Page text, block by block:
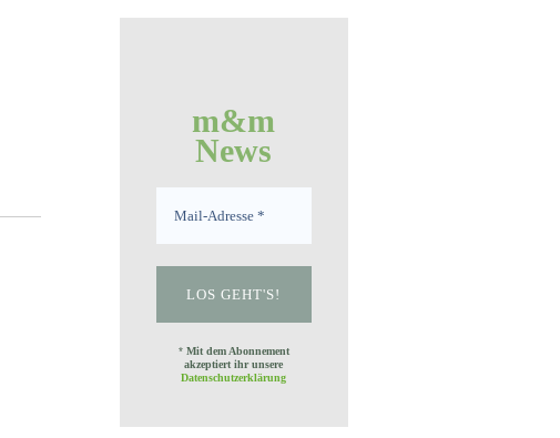
m&m
News
* Mit dem Abonnement
akzeptiert ihr unsere
Datenschutzerklärung